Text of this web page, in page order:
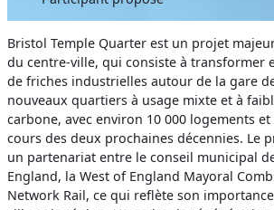
Bristol Temple Quarter est un projet
du centre-ville, qui consiste à transformer
de friches industrielles autour de la gare
nouveaux quartiers à usage mixte et à
carbone, avec environ 10 000 logements
cours des deux prochaines décennies. Le
un partenariat entre le conseil municipal
England, la West of England Mayoral
Network Rail, ce qui reflète son